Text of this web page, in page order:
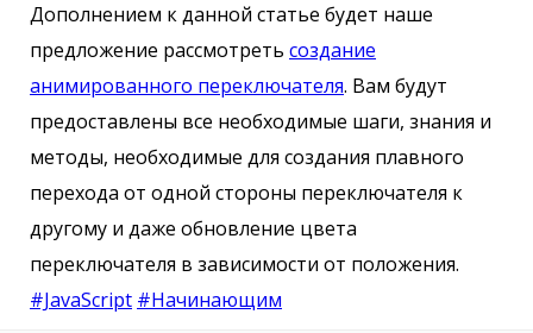
Дополнением к данной статье будет наше
предложение рассмотреть создание
анимированного переключателя. Вам будут
предоставлены все необходимые шаги, знания и
методы, необходимые для создания плавного
перехода от одной стороны переключателя к
другому и даже обновление цвета
переключателя в зависимости от положения.
#JavaScript #Начинающим